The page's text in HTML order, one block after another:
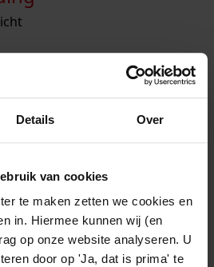
Details Over
van cookies
te maken zetten we cookies en
in. Hiermee kunnen wij (en
op onze website analyseren. U
door op 'Ja, dat is prima' te
met een aantal zoektips.
met een aantal zoektips.
regeling
en het Westfries
zoektips
Wachtwoord vergeten
studiezaal
persoonlijke omgeving
onderzoek.